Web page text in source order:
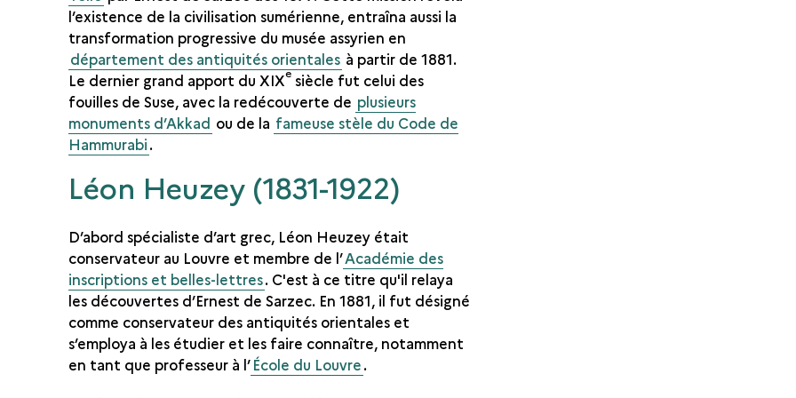
l’existence de la civilisation sumérienne, entraîna aussi la
transformation progressive du musée assyrien en
département des antiquités orientales à partir de 1881.
Le dernier grand apport du XIXe siècle fut celui des
fouilles de Suse, avec la redécouverte de plusieurs
monuments d’Akkad ou de la fameuse stèle du Code de
Hammurabi.
Léon Heuzey (1831-1922)
D’abord spécialiste d’art grec, Léon Heuzey était
conservateur au Louvre et membre de l’Académie des
inscriptions et belles-lettres. C'est à ce titre qu'il relaya
les découvertes d’Ernest de Sarzec. En 1881, il fut désigné
comme conservateur des antiquités orientales et
s’employa à les étudier et les faire connaître, notamment
en tant que professeur à l’École du Louvre.